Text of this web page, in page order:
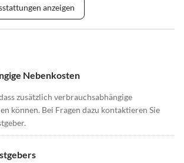
anzeigen
Nebenkosten
zusätzlich verbrauchsabhängige
können. Bei Fragen dazu kontaktieren Sie